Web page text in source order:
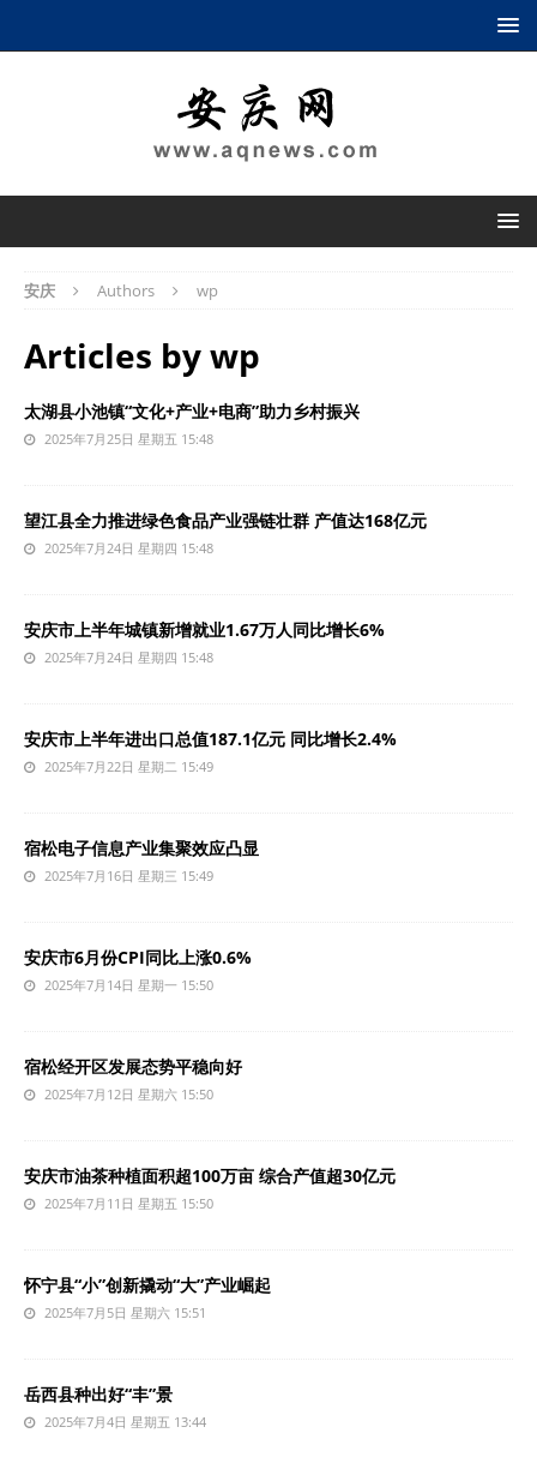
安庆 Authors wp
Articles bywp
太湖县小池镇“文化+产业+电商”助力乡村振兴
2025年7月25日 星期五 15:48
望江县全力推进绿色食品产业强链壮群 产值达168亿元
2025年7月24日 星期四 15:48
安庆市上半年城镇新增就业1.67万人同比增长6%
2025年7月24日 星期四 15:48
安庆市上半年进出口总值187.1亿元 同比增长2.4%
2025年7月22日 星期二 15:49
宿松电子信息产业集聚效应凸显
2025年7月16日 星期三 15:49
安庆市6月份CPI同比上涨0.6%
2025年7月14日 星期一 15:50
宿松经开区发展态势平稳向好
2025年7月12日 星期六 15:50
安庆市油茶种植面积超100万亩 综合产值超30亿元
2025年7月11日 星期五 15:50
怀宁县“小”创新撬动“大”产业崛起
2025年7月5日 星期六 15:51
岳西县种出好“丰”景
2025年7月4日 星期五 13:44